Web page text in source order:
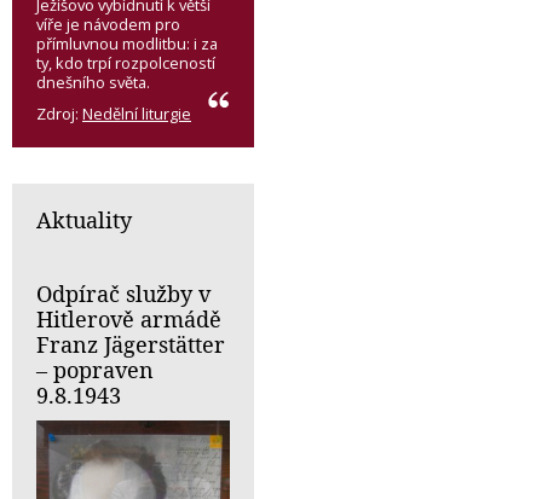
Ježíšovo vybídnutí k větší
víře je návodem pro
přímluvnou modlitbu: i za
ty, kdo trpí rozpolceností
dnešního světa.
Zdroj: Nedělní liturgie
Aktuality
Odpírač služby v
Hitlerově armádě
Franz Jägerstätter
– popraven
9.8.1943